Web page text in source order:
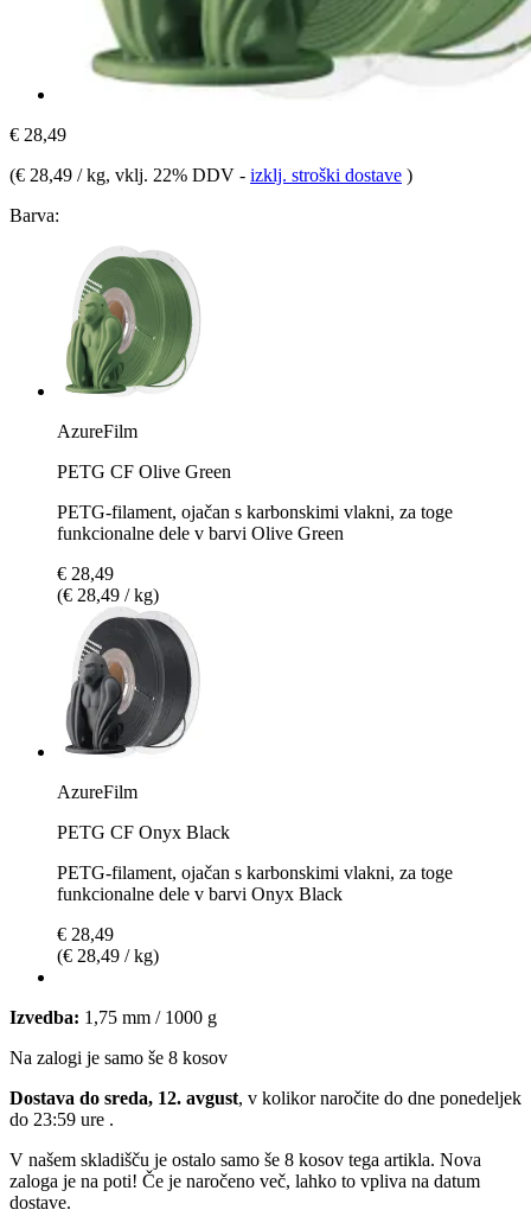
€ 28,49
(€ 28,49 / kg, vklj. 22% DDV - izklj. stroški dostave )
Barva:
AzureFilm
PETG CF Olive Green
PETG-filament, ojačan s karbonskimi vlakni, za toge
funkcionalne dele v barvi Olive Green
€ 28,49
(€ 28,49 / kg)
AzureFilm
PETG CF Onyx Black
PETG-filament, ojačan s karbonskimi vlakni, za toge
funkcionalne dele v barvi Onyx Black
€ 28,49
(€ 28,49 / kg)
Izvedba: 1,75 mm / 1000 g
Na zalogi je samo še 8 kosov
Dostava do sreda, 12. avgust, v kolikor naročite do dne ponedeljek
do 23:59 ure .
V našem skladišču je ostalo samo še 8 kosov tega artikla. Nova
zaloga je na poti! Če je naročeno več, lahko to vpliva na datum
dostave.